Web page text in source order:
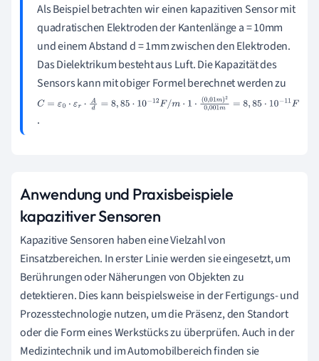
Als Beispiel betrachten wir einen kapazitiven Sensor mit
quadratischen Elektroden der Kantenlänge a = 10mm
und einem Abstand d = 1mm zwischen den Elektroden.
Das Dielektrikum besteht aus Luft. Die Kapazität des
Sensors kann mit obiger Formel berechnet werden zu
C
=
⋅
A
8,
8
0
.
Anwendung und Praxisbeispiele
kapazitiver Sensoren
Kapazitive Sensoren haben eine Vielzahl von
Einsatzbereichen. In erster Linie werden sie eingesetzt, um
Berührungen oder Näherungen von Objekten zu
detektieren. Dies kann beispielsweise in der Fertigungs- und
Prozesstechnologie nutzen, um die Präsenz, den Standort
oder die Form eines Werkstücks zu überprüfen. Auch in der
Medizintechnik und im Automobilbereich finden sie